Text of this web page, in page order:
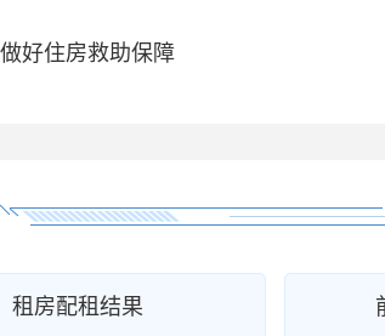
好住房救助保障
租房配租结果